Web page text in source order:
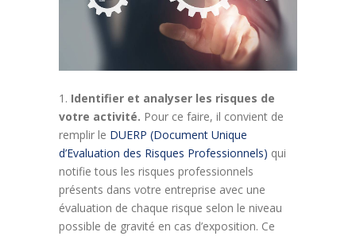
Identifier et analyser les risques de
votre activité. Pour ce faire, il convient de
remplir le DUERP (Document Unique
d’Evaluation des Risques Professionnels) qui
notifie tous les risques professionnels
présents dans votre entreprise avec une
évaluation de chaque risque selon le niveau
possible de gravité en cas d’exposition. Ce